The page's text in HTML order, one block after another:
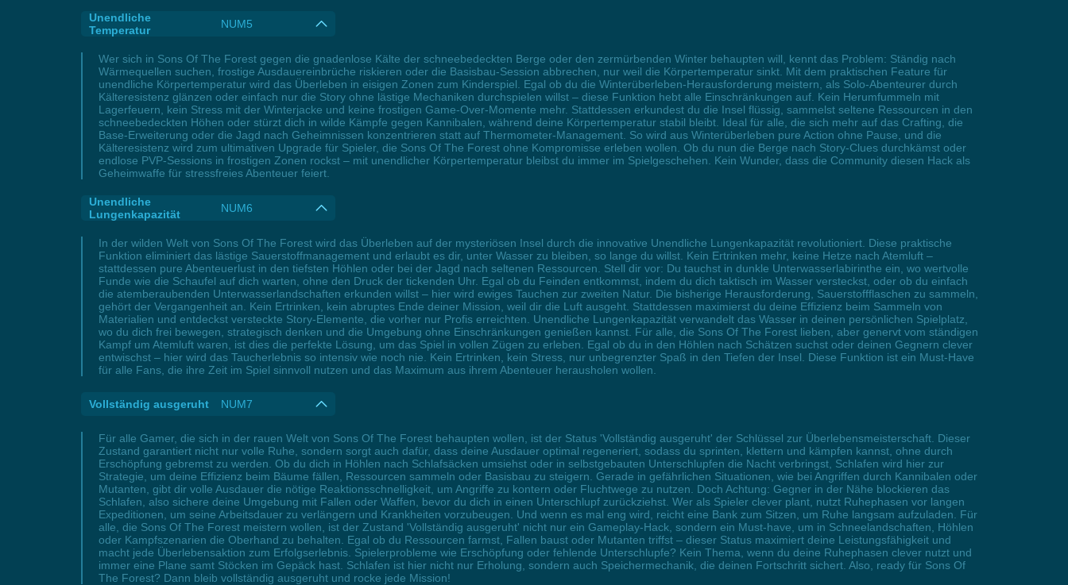
Unendliche
Temperatur
NUM5
Wer sich in Sons Of The Forest gegen die gnadenlose Kälte der schneebedeckten Berge oder den zermürbenden Winter behaupten will, kennt das Problem: Ständig nach
Wärmequellen suchen, frostige Ausdauereinbrüche riskieren oder die Basisbau-Session abbrechen, nur weil die Körpertemperatur sinkt. Mit dem praktischen Feature für
unendliche Körpertemperatur wird das Überleben in eisigen Zonen zum Kinderspiel. Egal ob du die Winterüberleben-Herausforderung meistern, als Solo-Abenteurer durch
Kälteresistenz glänzen oder einfach nur die Story ohne lästige Mechaniken durchspielen willst – diese Funktion hebt alle Einschränkungen auf. Kein Herumfummeln mit
Lagerfeuern, kein Stress mit der Winterjacke und keine frostigen Game-Over-Momente mehr. Stattdessen erkundest du die Insel flüssig, sammelst seltene Ressourcen in den
schneebedeckten Höhen oder stürzt dich in wilde Kämpfe gegen Kannibalen, während deine Körpertemperatur stabil bleibt. Ideal für alle, die sich mehr auf das Crafting, die
Base-Erweiterung oder die Jagd nach Geheimnissen konzentrieren statt auf Thermometer-Management. So wird aus Winterüberleben pure Action ohne Pause, und die
Kälteresistenz wird zum ultimativen Upgrade für Spieler, die Sons Of The Forest ohne Kompromisse erleben wollen. Ob du nun die Berge nach Story-Clues durchkämst oder
endlose PVP-Sessions in frostigen Zonen rockst – mit unendlicher Körpertemperatur bleibst du immer im Spielgeschehen. Kein Wunder, dass die Community diesen Hack als
Geheimwaffe für stressfreies Abenteuer feiert.
Unendliche
Lungenkapazität
NUM6
In der wilden Welt von Sons Of The Forest wird das Überleben auf der mysteriösen Insel durch die innovative Unendliche Lungenkapazität revolutioniert. Diese praktische
Funktion eliminiert das lästige Sauerstoffmanagement und erlaubt es dir, unter Wasser zu bleiben, so lange du willst. Kein Ertrinken mehr, keine Hetze nach Atemluft –
stattdessen pure Abenteuerlust in den tiefsten Höhlen oder bei der Jagd nach seltenen Ressourcen. Stell dir vor: Du tauchst in dunkle Unterwasserlabirinthe ein, wo wertvolle
Funde wie die Schaufel auf dich warten, ohne den Druck der tickenden Uhr. Egal ob du Feinden entkommst, indem du dich taktisch im Wasser versteckst, oder ob du einfach
die atemberaubenden Unterwasserlandschaften erkunden willst – hier wird ewiges Tauchen zur zweiten Natur. Die bisherige Herausforderung, Sauerstoffflaschen zu sammeln,
gehört der Vergangenheit an. Kein Ertrinken, kein abruptes Ende deiner Mission, weil dir die Luft ausgeht. Stattdessen maximierst du deine Effizienz beim Sammeln von
Materialien und entdeckst versteckte Story-Elemente, die vorher nur Profis erreichten. Unendliche Lungenkapazität verwandelt das Wasser in deinen persönlichen Spielplatz,
wo du dich frei bewegen, strategisch denken und die Umgebung ohne Einschränkungen genießen kannst. Für alle, die Sons Of The Forest lieben, aber genervt vom ständigen
Kampf um Atemluft waren, ist dies die perfekte Lösung, um das Spiel in vollen Zügen zu erleben. Egal ob du in den Höhlen nach Schätzen suchst oder deinen Gegnern clever
entwischst – hier wird das Taucherlebnis so intensiv wie noch nie. Kein Ertrinken, kein Stress, nur unbegrenzter Spaß in den Tiefen der Insel. Diese Funktion ist ein Must-Have
für alle Fans, die ihre Zeit im Spiel sinnvoll nutzen und das Maximum aus ihrem Abenteuer herausholen wollen.
Vollständig ausgeruht NUM7
Für alle Gamer, die sich in der rauen Welt von Sons Of The Forest behaupten wollen, ist der Status 'Vollständig ausgeruht' der Schlüssel zur Überlebensmeisterschaft. Dieser
Zustand garantiert nicht nur volle Ruhe, sondern sorgt auch dafür, dass deine Ausdauer optimal regeneriert, sodass du sprinten, klettern und kämpfen kannst, ohne durch
Erschöpfung gebremst zu werden. Ob du dich in Höhlen nach Schlafsäcken umsiehst oder in selbstgebauten Unterschlupfen die Nacht verbringst, Schlafen wird hier zur
Strategie, um deine Effizienz beim Bäume fällen, Ressourcen sammeln oder Basisbau zu steigern. Gerade in gefährlichen Situationen, wie bei Angriffen durch Kannibalen oder
Mutanten, gibt dir volle Ausdauer die nötige Reaktionsschnelligkeit, um Angriffe zu kontern oder Fluchtwege zu nutzen. Doch Achtung: Gegner in der Nähe blockieren das
Schlafen, also sichere deine Umgebung mit Fallen oder Waffen, bevor du dich in einen Unterschlupf zurückziehst. Wer als Spieler clever plant, nutzt Ruhephasen vor langen
Expeditionen, um seine Arbeitsdauer zu verlängern und Krankheiten vorzubeugen. Und wenn es mal eng wird, reicht eine Bank zum Sitzen, um Ruhe langsam aufzuladen. Für
alle, die Sons Of The Forest meistern wollen, ist der Zustand 'Vollständig ausgeruht' nicht nur ein Gameplay-Hack, sondern ein Must-have, um in Schneelandschaften, Höhlen
oder Kampfszenarien die Oberhand zu behalten. Egal ob du Ressourcen farmst, Fallen baust oder Mutanten triffst – dieser Status maximiert deine Leistungsfähigkeit und
macht jede Überlebensaktion zum Erfolgserlebnis. Spielerprobleme wie Erschöpfung oder fehlende Unterschlupfe? Kein Thema, wenn du deine Ruhephasen clever nutzt und
immer eine Plane samt Stöcken im Gepäck hast. Schlafen ist hier nicht nur Erholung, sondern auch Speichermechanik, die deinen Fortschritt sichert. Also, ready für Sons Of
The Forest? Dann bleib vollständig ausgeruht und rocke jede Mission!